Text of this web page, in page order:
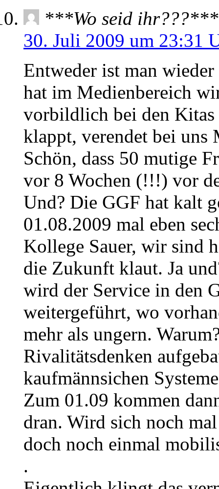
***Wo seid ihr???***
30. Juli 2009 um 23:31
Entweder ist man
hat im Medienbereich
vorbildlich bei den
klappt, verendet bei uns
Schön, dass 50 mutige
vor 8 Wochen (!!!) vor
Und? Die GGF hat kalt
01.08.2009 mal eben
Kollege Sauer, wir sind
die Zukunft klaut. Ja
wird der Service in den
weitergeführt, wo
mehr als ungern.
Rivalitätsdenken
kaufmännsichen
Zum 01.09 kommen
dran. Wird sich noch
doch noch einmal
.